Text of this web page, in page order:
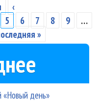
‹
5 6 7 8 9
…
»
день»